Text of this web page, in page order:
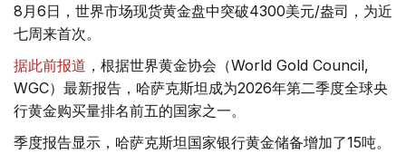
8月6日，世界市场现货黄金盘中突破4300美元/盎司，为近
七周来首次。
据此前报道 ，根据世界黄金协会（World Gold Council,
WGC）最新报告，哈萨克斯坦成为2026年第二季度全球央
行黄金购买量排名前五的国家之一。
季度报告显示，哈萨克斯坦国家银行黄金储备增加了15吨。